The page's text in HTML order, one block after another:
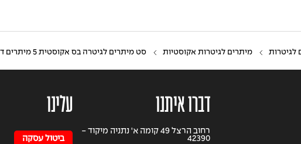
לגיטרות מיתרים לגיטרות אקוסטיות סט מיתרים לגיטרה בס אקוסטית 5 מיתרים דדריו 45-130 – Daddario EXPPBB170-5 Bass Guitar Strings
דברו איתנו
רחוב הרצל 49 קומה א' נתניה מיקוד -
42390
עלינו
ביטול עסקה